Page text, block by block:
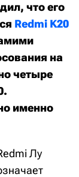
что его
Redmi K20
на
четыре
именно
Лу